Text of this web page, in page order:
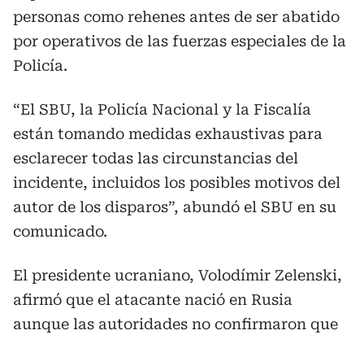
personas como rehenes antes de ser abatido
por operativos de las fuerzas especiales de la
Policía.
“El SBU, la Policía Nacional y la Fiscalía
están tomando medidas exhaustivas para
esclarecer todas las circunstancias del
incidente, incluidos los posibles motivos del
autor de los disparos”, abundó el SBU en su
comunicado.
El presidente ucraniano, Volodímir Zelenski,
afirmó que el atacante nació en Rusia
aunque las autoridades no confirmaron que